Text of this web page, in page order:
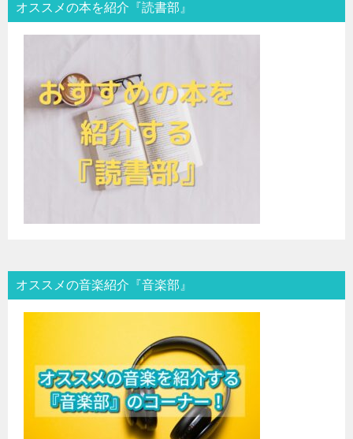
オススメの本を紹介『読書部』
オススメの音楽紹介『音楽部』